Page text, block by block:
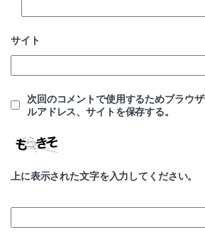
サイト
次回のコメントで使用するためブラウ
ルアドレス、サイトを保存する。
上に表示された文字を入力してください。